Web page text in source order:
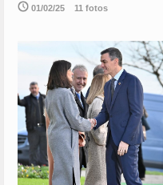
01/02/25 11 fotos